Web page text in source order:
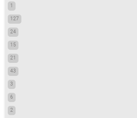
1
127
24
15
21
43
3
6
2